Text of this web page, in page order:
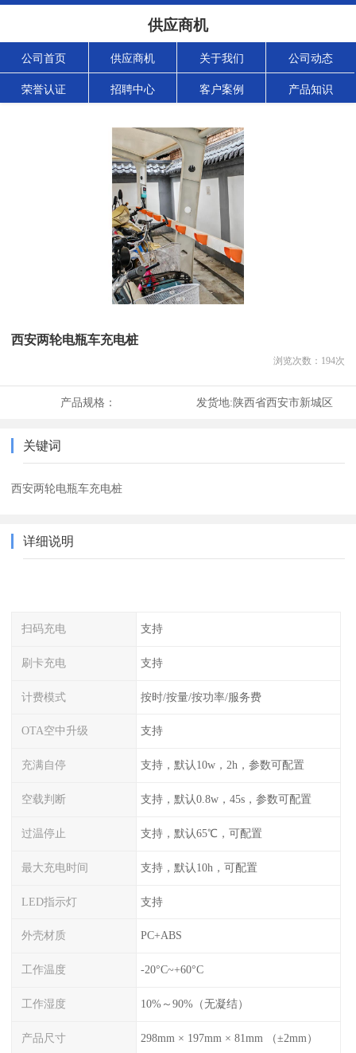
供应商机
公司首页 供应商机 关于我们 公司动态
荣誉认证 招聘中心 客户案例 产品知识
西安两轮电瓶车充电桩
浏览次数： 194次
产品规格： 发货地:陕西省西安市新城区
关键词
西安两轮电瓶车充电桩
详细说明
扫码充电 支持
刷卡充电 支持
计费模式 按时/按量/按功率/服务费
OTA空中升级 支持
充满自停 支持，默认10w，2h，参数可配置
空载判断 支持，默认0.8w，45s，参数可配置
过温停止 支持，默认65℃，可配置
最大充电时间 支持，默认10h，可配置
LED指示灯 支持
外壳材质 PC+ABS
工作温度 -20°C~+60°C
工作湿度 10%～90%（无凝结）
产品尺寸 298mm × 197mm × 81mm （±2mm）